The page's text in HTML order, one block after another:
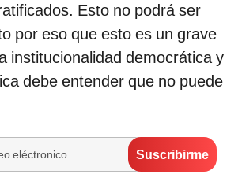
Esto no podrá ser
por eso que esto es un grave
institucionalidad democrática y
debe entender que no puede